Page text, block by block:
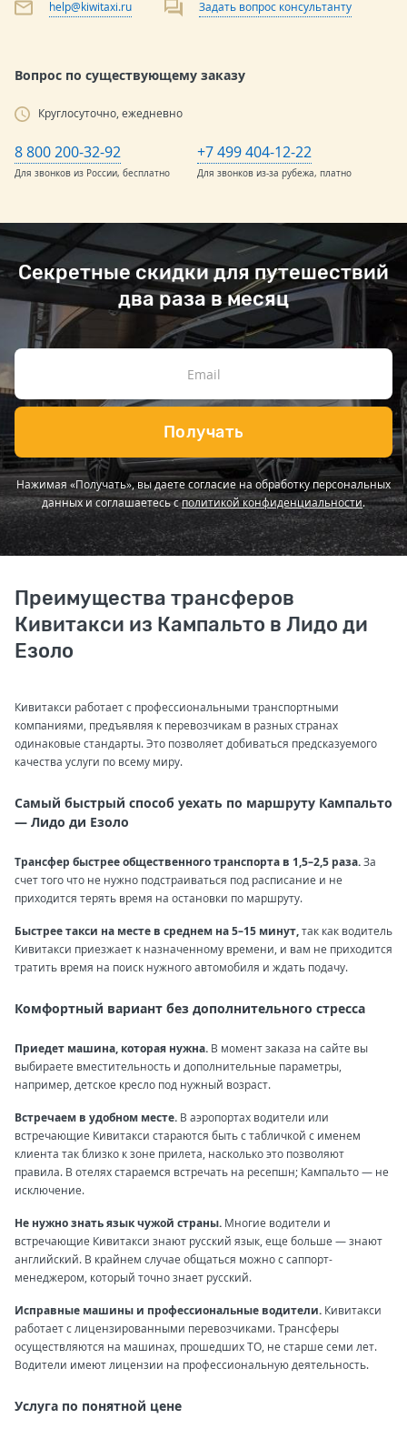
help@kiwitaxi.ru Задать вопрос консультанту
Вопрос по существующему заказу
Круглосуточно, ежедневно
8 800 200-32-92
Для звонков из России, бесплатно
+7 499 404-12-22
Для звонков из-за рубежа, платно
Секретные скидки для путешествий
два раза в месяц
Получать
Нажимая «Получать», вы даете согласие на обработку персональных
данных и соглашаетесь сполитикой конфиденциальности.
Преимущества трансферов
Кивитакси из Кампальто в Лидо ди
Езоло
Кивитакси работает с профессиональными транспортными
компаниями, предъявляя к перевозчикам в разных странах
одинаковые стандарты. Это позволяет добиваться предсказуемого
качества услуги по всему миру.
Самый быстрый способ уехать по маршруту Кампальто
— Лидо ди Езоло
Трансфер быстрее общественного транспорта в 1,5–2,5 раза.За
счет того что не нужно подстраиваться под расписание и не
приходится терять время на остановки по маршруту.
Быстрее такси на месте в среднем на 5–15 минут,так как водитель
Кивитакси приезжает к назначенному времени, и вам не приходится
тратить время на поиск нужного автомобиля и ждать подачу.
Комфортный вариант без дополнительного стресса
Приедет машина, которая нужна. В момент заказа на сайте вы
выбираете вместительность и дополнительные параметры,
например, детское кресло под нужный возраст.
Встречаем в удобном месте. В аэропортах водители или
встречающие Кивитакси стараются быть с табличкой с именем
клиента так близко к зоне прилета, насколько это позволяют
правила. В отелях стараемся встречать на ресепшн; Кампальто — не
исключение.
Не нужно знать язык чужой страны. Многие водители и
встречающие Кивитакси знают русский язык, еще больше — знают
английский. В крайнем случае общаться можно с саппорт-
менеджером, который точно знает русский.
Исправные машины и профессиональные водители. Кивитакси
работает с лицензированными перевозчиками. Трансферы
осуществляются на машинах, прошедших ТО, не старше семи лет.
Водители имеют лицензии на профессиональную деятельность.
Услуга по понятной цене